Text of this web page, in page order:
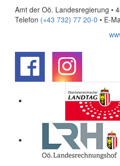
Amt der Oö. Landesregierung •
Telefon (+43 732) 77 20-0 • E-